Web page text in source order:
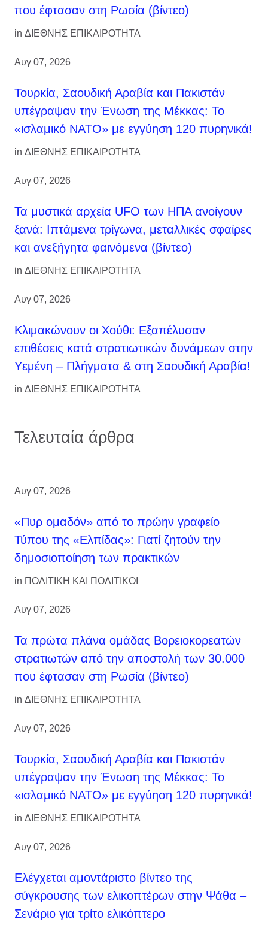
που έφτασαν στη Ρωσία (βίντεο)
in ΔΙΕΘΝΗΣ ΕΠΙΚΑΙΡΟΤΗΤΑ
Αυγ 07, 2026
Τουρκία, Σαουδική Αραβία και Πακιστάν
υπέγραψαν την Ένωση της Μέκκας: Το
«ισλαμικό ΝΑΤΟ» με εγγύηση 120 πυρηνικά!
in ΔΙΕΘΝΗΣ ΕΠΙΚΑΙΡΟΤΗΤΑ
Αυγ 07, 2026
Τα μυστικά αρχεία UFO των ΗΠΑ ανοίγουν
ξανά: Ιπτάμενα τρίγωνα, μεταλλικές σφαίρες
και ανεξήγητα φαινόμενα (βίντεο)
in ΔΙΕΘΝΗΣ ΕΠΙΚΑΙΡΟΤΗΤΑ
Αυγ 07, 2026
Κλιμακώνουν οι Χούθι: Eξαπέλυσαν
επιθέσεις κατά στρατιωτικών δυνάμεων στην
Υεμένη – Πλήγματα & στη Σαουδική Αραβία!
in ΔΙΕΘΝΗΣ ΕΠΙΚΑΙΡΟΤΗΤΑ
Τελευταία άρθρα
Αυγ 07, 2026
«Πυρ ομαδόν» από το πρώην γραφείο
Τύπου της «Ελπίδας»: Γιατί ζητούν την
δημοσιοποίηση των πρακτικών
in ΠΟΛΙΤΙΚΗ ΚΑΙ ΠΟΛΙΤΙΚΟΙ
Αυγ 07, 2026
Τα πρώτα πλάνα ομάδας Βορειοκορεατών
στρατιωτών από την αποστολή των 30.000
που έφτασαν στη Ρωσία (βίντεο)
in ΔΙΕΘΝΗΣ ΕΠΙΚΑΙΡΟΤΗΤΑ
Αυγ 07, 2026
Τουρκία, Σαουδική Αραβία και Πακιστάν
υπέγραψαν την Ένωση της Μέκκας: Το
«ισλαμικό ΝΑΤΟ» με εγγύηση 120 πυρηνικά!
in ΔΙΕΘΝΗΣ ΕΠΙΚΑΙΡΟΤΗΤΑ
Αυγ 07, 2026
Ελέγχεται αμοντάριστο βίντεο της
σύγκρουσης των ελικοπτέρων στην Ψάθα –
Σενάριο για τρίτο ελικόπτερο